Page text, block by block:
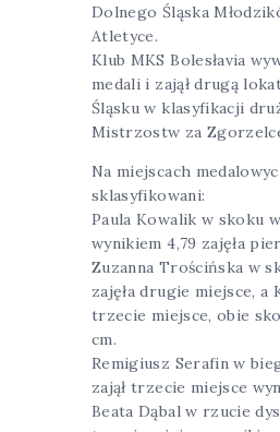
Dolnego Śląska
Atletyce.
Klub MKS Bolesłavia
medali i zajął drugą
Śląsku w klasyfikacji
Mistrzostw za
Na miejscach
sklasyfikowani:
Paula Kowalik w skoku
wynikiem 4,79 zajęła
Zuzanna Trościńska w
zajęła drugie miejsce, a
trzecie miejsce, obie
cm.
Remigiusz Serafin w
zajął trzecie miejsce
Beata Dąbal w rzucie